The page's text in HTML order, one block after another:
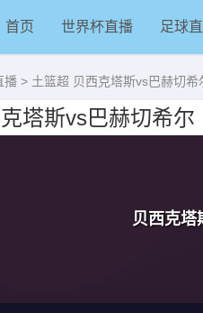
首页 世界杯直播 足球
播 > 土篮超 贝西克塔斯vs巴赫切希
塔斯vs巴赫切希尔
贝西克塔